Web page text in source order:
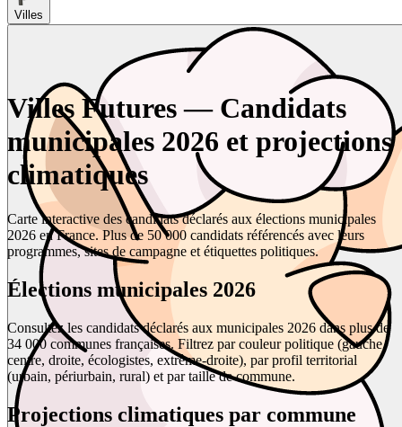
Villes
Villes Futures — Candidats
municipales 2026 et projections
climatiques
Carte interactive des candidats déclarés aux élections municipales
2026 en France. Plus de 50 000 candidats référencés avec leurs
programmes, sites de campagne et étiquettes politiques.
Élections municipales 2026
Consultez les candidats déclarés aux municipales 2026 dans plus de
34 000 communes françaises. Filtrez par couleur politique (gauche,
centre, droite, écologistes, extrême-droite), par profil territorial
(urbain, périurbain, rural) et par taille de commune.
Projections climatiques par commune